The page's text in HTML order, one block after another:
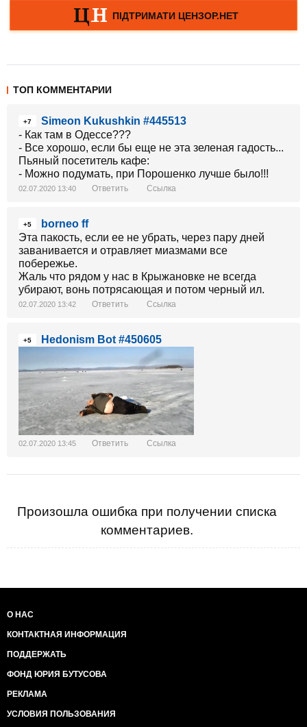
ТОП КОММЕНТАРИИ
+7
Simeon Kukushkin #445513
- Как там в Одессе???
- Все хорошо, если бы еще не эта зеленая гадость...
Пьяный посетитель кафе:
- Можно подумать, при Порошенко лучше было!!!
02.07.2020 13:40 Ответить Ссылка
+5
borneo ff
Эта пакость, если ее не убрать, через пару дней
заванивается и отравляет миазмами все
побережье.
Жаль что рядом у нас в Крыжановке не всегда
убирают, вонь потрясающая и потом черный ил.
02.07.2020 13:42 Ответить Ссылка
+5 Hedonism Bot #450605
02.07.2020 13:45 Ответить Ссылка
Произошла ошибка при получении списка
комментариев.
О НАС
КОНТАКТНАЯ ИНФОРМАЦИЯ
ПОДДЕРЖАТЬ
ФОНД ЮРИЯ БУТУСОВА
РЕКЛАМА
УСЛОВИЯ ПОЛЬЗОВАНИЯ